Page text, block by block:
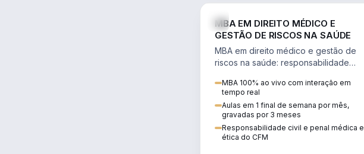
MBA EM DIREITO MÉDICO E
GESTÃO DE RISCOS NA SAÚDE
MBA em direito médico e gestão de
riscos na saúde: responsabilidade
judicialização e planejamento
patrimonial.
MBA 100% ao vivo com interação em
tempo real
Aulas em 1 final de semana por mês,
gravadas por 3 meses
Responsabilidade civil e penal médica e
ética do CFM